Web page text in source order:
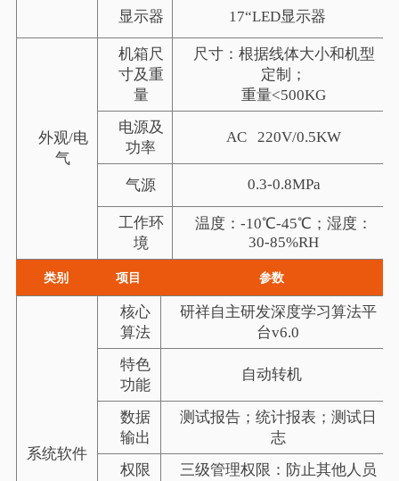
显示器 17“LED显示器
外观/电
气
机箱尺
寸及重
量
尺寸：根据线体大小和机型
定制；
重量<500KG
电源及
功率
AC 220V/0.5KW
气源 0.3-0.8MPa
工作环
境
温度：-10℃-45℃；湿度：
30-85%RH
类别 项目 参数
系统软件
核心
算法
研祥自主研发深度学习算法平
台v6.0
特色
功能
自动转机
数据
输出
测试报告；统计报表；测试日
志
权限
三级管理权限：防止其他人员